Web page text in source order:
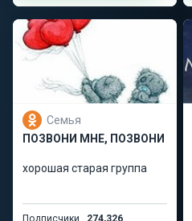
Семья
ПОЗВОНИ МНЕ, ПОЗВОНИ
хорошая старая группа
Подписчики
274,326